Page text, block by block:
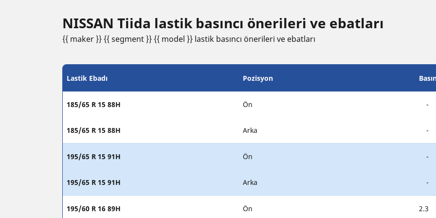
NISSAN Tiida lastik basıncı öneri̇leri̇ ve ebatları
{{ maker }} {{ segment }} {{ model }} lastik basıncı öneri̇leri̇ ve ebatları
Lastik Ebadı Pozisyon
185/65 R 15 88H Ön -
185/65 R 15 88H Arka -
195/65 R 15 91H Ön -
195/65 R 15 91H Arka -
195/60 R 16 89H Ön 2.3